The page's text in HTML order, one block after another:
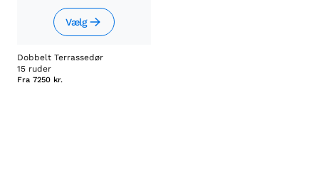
Vælg
Dobbelt Terrassedør
15 ruder
Fra 7250 kr.